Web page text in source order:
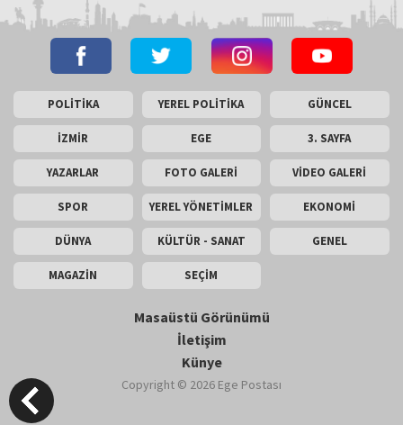
POLİTİKA YEREL POLİTİKA GÜNCEL
İZMİR EGE 3. SAYFA
YAZARLAR FOTO GALERİ VİDEO GALERİ
SPOR YEREL YÖNETİMLER EKONOMİ
DÜNYA KÜLTÜR - SANAT GENEL
MAGAZİN SEÇİM
Masaüstü Görünümü
İletişim
Künye
Copyright © 2026 Ege Postası